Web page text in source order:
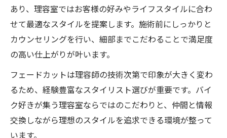
あり、理容室ではお客様の好みやライフスタイルに合わ
せて最適なスタイルを提案します。施術前にしっかりと
カウンセリングを行い、細部までこだわることで満足度
の高い仕上がりが叶います。
フェードカットは理容師の技術次第で印象が大きく変わ
るため、経験豊富なスタイリスト選びが重要です。バイ
ク好きが集う理容室ならではのこだわりと、仲間と情報
交換しながら理想のスタイルを追求できる環境が整って
います。